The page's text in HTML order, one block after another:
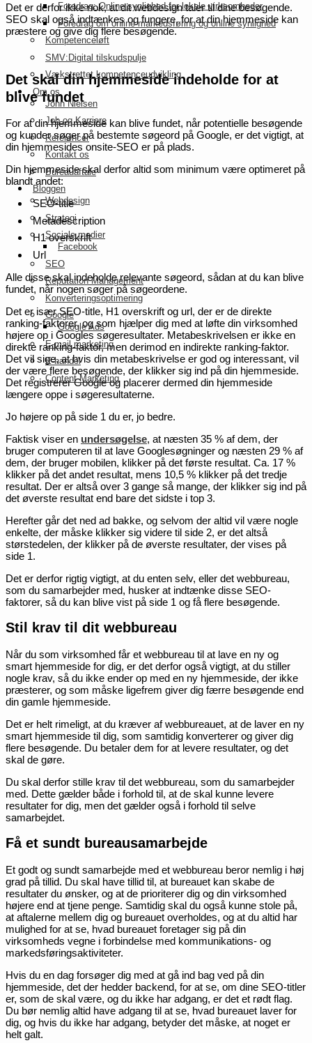
Foredrag: Online synlighed for lokale virksomheder
Foredrag om online markedsføring og online synlighed
Kompetenceløft
SMV:Digital tilskudspulje
Vækstrettet kompetenceudvikling
Om os
John Nielsen
Job og Karriere
Referencer
Kontakt os
Bureauaftale
Bloggen
Webdesign
Strategi
Sociale medier
Facebook
SEO
Reputation Management
Konverteringsoptimering
Google
Google Ads
E-mail marketing
E-handel
Content Marketing
Det er derfor ikke nok, at dit webdesign taler til dine besøgende.
SEO skal også indtænkes og fungere, for at din hjemmeside kan
præstere og give dig flere besøgende.
Det skal din hjemmeside indeholde for at
blive fundet
For at din hjemmeside kan blive fundet, når potentielle besøgende
og kunder søger på bestemte søgeord på Google, er det vigtigt, at
din hjemmesides onsite-SEO er på plads.
Din hjemmeside skal derfor altid som minimum være optimeret på
blandt andet:
SEO-title
Metadescription
H1 overskrift
Url
Alle disse skal indeholde relevante søgeord, sådan at du kan blive
fundet, når nogen søger på søgeordene.
Det er især SEO-title, H1 overskrift og url, der er de direkte
ranking-faktorer, og som hjælper dig med at løfte din virksomhed
højere op i Googles søgeresultater. Metabeskrivelsen er ikke en
direkte ranking-faktor, men derimod en indirekte ranking-faktor.
Det vil sige, at hvis din metabeskrivelse er god og interessant, vil
der være flere besøgende, der klikker sig ind på din hjemmeside.
Det registrerer Google og placerer dermed din hjemmeside
længere oppe i søgeresultaterne.
Jo højere op på side 1 du er, jo bedre.
Faktisk viser en undersøgelse, at næsten 35 % af dem, der
bruger computeren til at lave Googlesøgninger og næsten 29 % af
dem, der bruger mobilen, klikker på det første resultat. Ca. 17 %
klikker på det andet resultat, mens 10,5 % klikker på det tredje
resultat. Der er altså over 3 gange så mange, der klikker sig ind på
det øverste resultat end bare det sidste i top 3.
Herefter går det ned ad bakke, og selvom der altid vil være nogle
enkelte, der måske klikker sig videre til side 2, er det altså
størstedelen, der klikker på de øverste resultater, der vises på
side 1.
Det er derfor rigtig vigtigt, at du enten selv, eller det webbureau,
som du samarbejder med, husker at indtænke disse SEO-
faktorer, så du kan blive vist på side 1 og få flere besøgende.
Stil krav til dit webbureau
Når du som virksomhed får et webbureau til at lave en ny og
smart hjemmeside for dig, er det derfor også vigtigt, at du stiller
nogle krav, så du ikke ender op med en ny hjemmeside, der ikke
præsterer, og som måske ligefrem giver dig færre besøgende end
din gamle hjemmeside.
Det er helt rimeligt, at du kræver af webbureauet, at de laver en ny
smart hjemmeside til dig, som samtidig konverterer og giver dig
flere besøgende. Du betaler dem for at levere resultater, og det
skal de gøre.
Du skal derfor stille krav til det webbureau, som du samarbejder
med. Dette gælder både i forhold til, at de skal kunne levere
resultater for dig, men det gælder også i forhold til selve
samarbejdet.
Få et sundt bureausamarbejde
Et godt og sundt samarbejde med et webbureau beror nemlig i høj
grad på tillid. Du skal have tillid til, at bureauet kan skabe de
resultater du ønsker, og at de prioriterer dig og din virksomhed
højere end at tjene penge. Samtidig skal du også kunne stole på,
at aftalerne mellem dig og bureauet overholdes, og at du altid har
mulighed for at se, hvad bureauet foretager sig på din
virksomheds vegne i forbindelse med kommunikations- og
markedsføringsaktiviteter.
Hvis du en dag forsøger dig med at gå ind bag ved på din
hjemmeside, det der hedder backend, for at se, om dine SEO-titler
er, som de skal være, og du ikke har adgang, er det et rødt flag.
Du bør nemlig altid have adgang til at se, hvad bureauet laver for
dig, og hvis du ikke har adgang, betyder det måske, at noget er
helt galt.